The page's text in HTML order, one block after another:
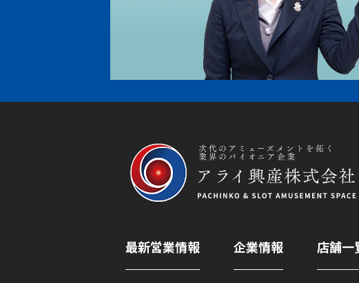
最新営業情報 企業情報 店舗一